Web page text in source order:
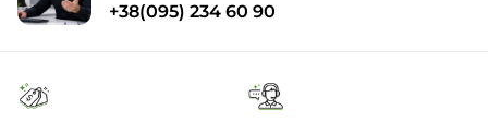
+38(095) 234 60 90